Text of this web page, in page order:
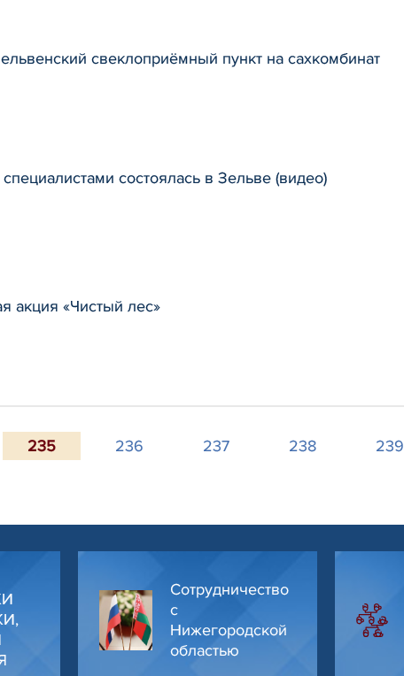
свеклоприёмный пункт на сахкомбинат
состоялась в Зельве (видео)
акция «Чистый лес»
235 236 237 238
239
Сотрудничество
с
Нижегородской
областью